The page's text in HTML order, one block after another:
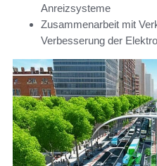
Anreizsysteme
Zusammenarbeit mit
Verbesserung der